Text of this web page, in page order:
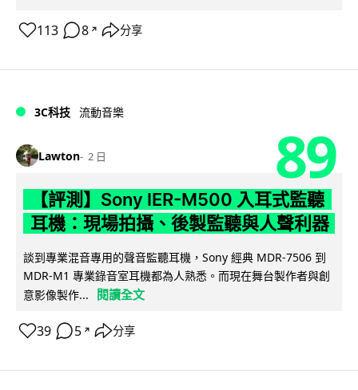
113 8 ↗ 分享
3C科技 流動音樂
Lawton 2 日 89
【評測】Sony IER-M500 入耳式監聽
耳機：現場拍攝、後製監聽與人聲利器
談到專業混音專用的聲音監聽耳機，Sony 經典 MDR-7506 到
MDR-M1 專業錄音室耳機都為人熟悉。而現在舞台製作者與創
意影像製作...
閱讀全文
39 5 ↗ 分享